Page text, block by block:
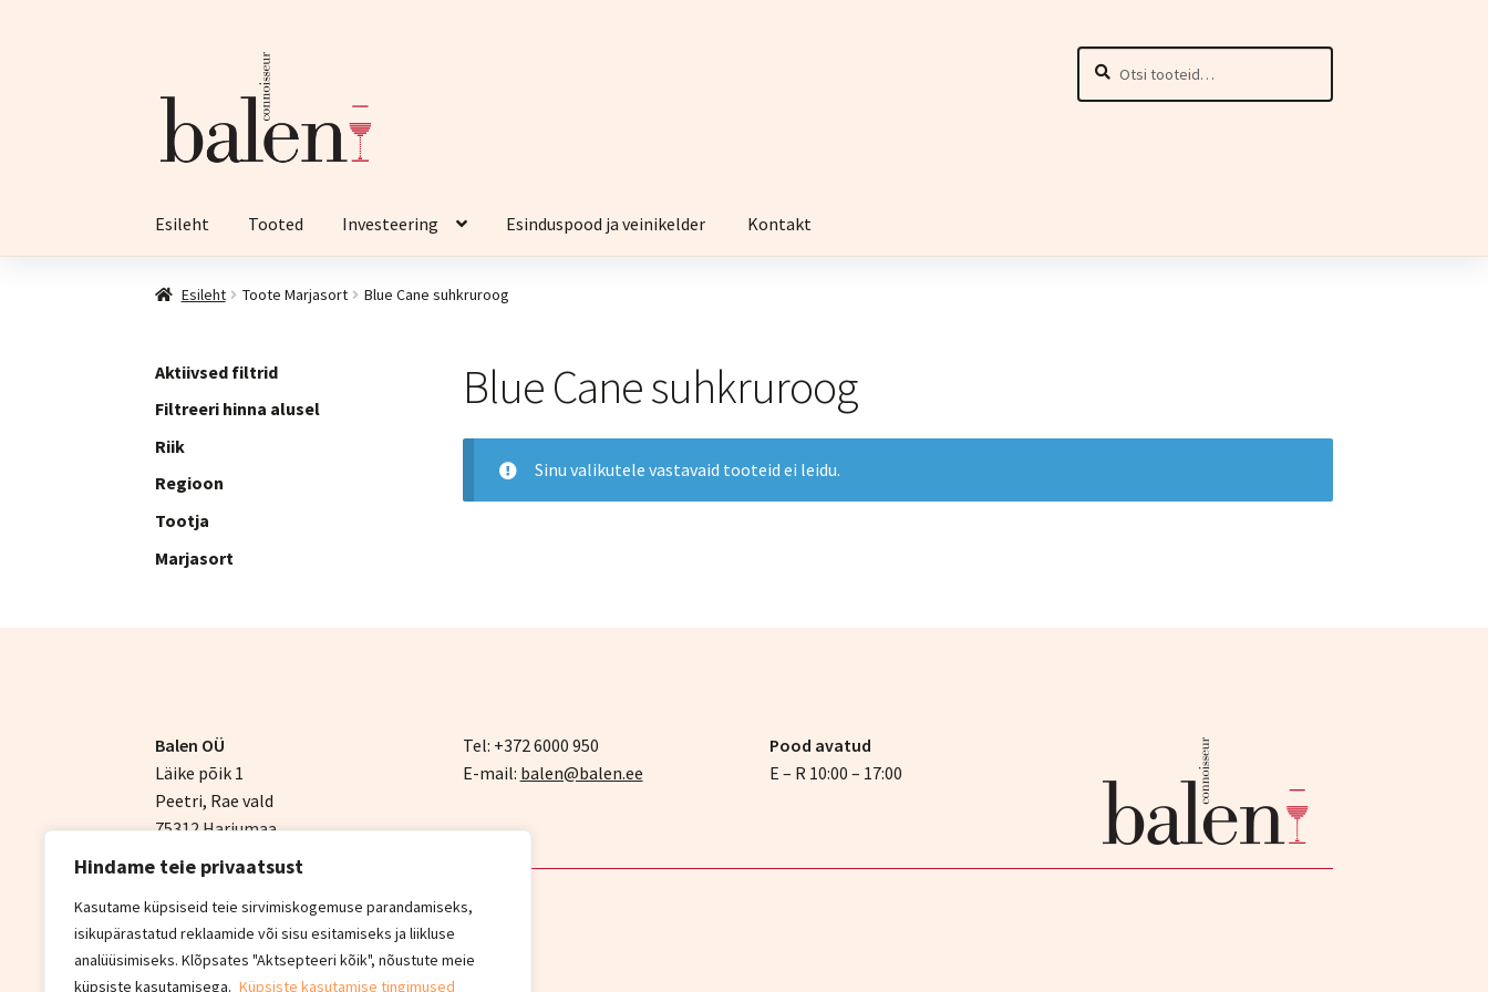
Hindame teie privaatsust
Kasutame küpsiseid teie sirvimiskogemuse parandamiseks,
isikupärastatud reklaamide või sisu esitamiseks ja liikluse
analüüsimiseks. Klõpsates "Aktsepteeri kõik", nõustute meie
küpsiste kasutamisega. Küpsiste kasutamise tingimused
navigeerimisele
Otsi:
Otsi
Esileht Tooted Investeering Esinduspood ja veinikelder Kontakt
Esileht Toote Marjasort Blue Cane suhkruroog
Blue Cane suhkruroog
Sinu valikutele vastavaid tooteid ei leidu.
Aktiivsed filtrid
Filtreeri hinna alusel
Riik
Regioon
Tootja
Marjasort
Balen OÜ
Läike põik 1
Peetri, Rae vald
75312 Harjumaa
Tel: +372 6000 950
E-mail: balen@balen.ee
Pood avatud
E – R 10:00 – 17:00
© Balen 2026
Privaatsuspoliitika
Built with WooCommerce